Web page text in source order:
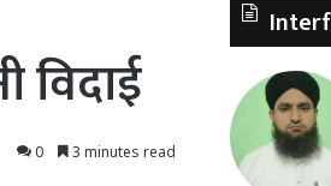
विदाई
0 3 minutes read